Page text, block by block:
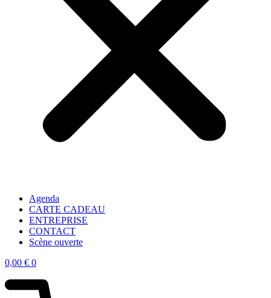
Agenda
CARTE CADEAU
ENTREPRISE
CONTACT
Scène ouverte
0,00 € 0